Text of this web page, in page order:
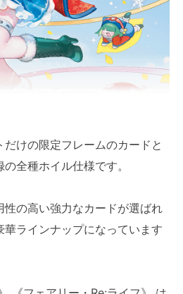
けの限定フレームのカードと
全種ホイル仕様です。
性の高い強力なカードが選ばれ
ラインナップになっています